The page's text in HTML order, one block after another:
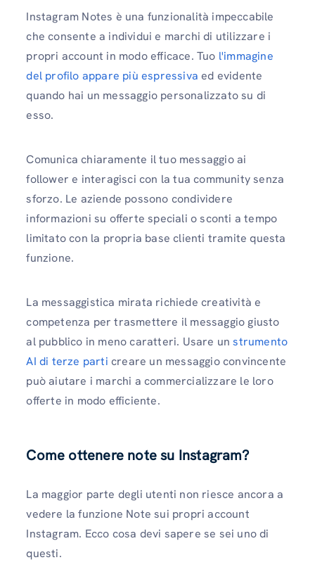
Instagram Notes è una funzionalità impeccabile
che consente a individui e marchi di utilizzare i
propri account in modo efficace. Tuo l'immagine
del profilo appare più espressiva ed evidente
quando hai un messaggio personalizzato su di
esso.
Comunica chiaramente il tuo messaggio ai
follower e interagisci con la tua community senza
sforzo. Le aziende possono condividere
informazioni su offerte speciali o sconti a tempo
limitato con la propria base clienti tramite questa
funzione.
La messaggistica mirata richiede creatività e
competenza per trasmettere il messaggio giusto
al pubblico in meno caratteri. Usare unstrumento
AI di terze parti creare un messaggio convincente
può aiutare i marchi a commercializzare le loro
offerte in modo efficiente.
Come ottenere note su Instagram?
La maggior parte degli utenti non riesce ancora a
vedere la funzione Note sui propri account
Instagram. Ecco cosa devi sapere se sei uno di
questi.